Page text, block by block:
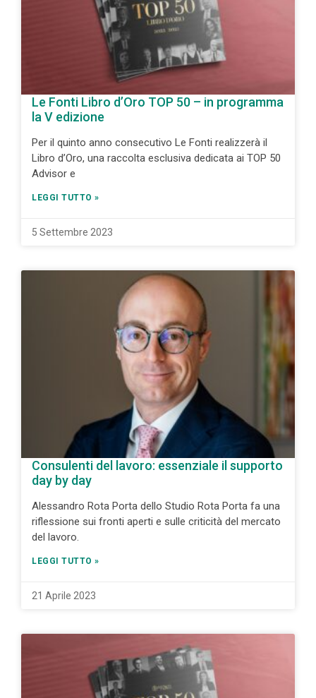
Le Fonti Libro d’Oro TOP 50 – in programma
la V edizione
Per il quinto anno consecutivo Le Fonti realizzerà il
Libro d’Oro, una raccolta esclusiva dedicata ai TOP 50
Advisor e
LEGGI TUTTO »
5 Settembre 2023
Consulenti del lavoro: essenziale il supporto
day by day
Alessandro Rota Porta dello Studio Rota Porta fa una
riflessione sui fronti aperti e sulle criticità del mercato
del lavoro.
LEGGI TUTTO »
21 Aprile 2023